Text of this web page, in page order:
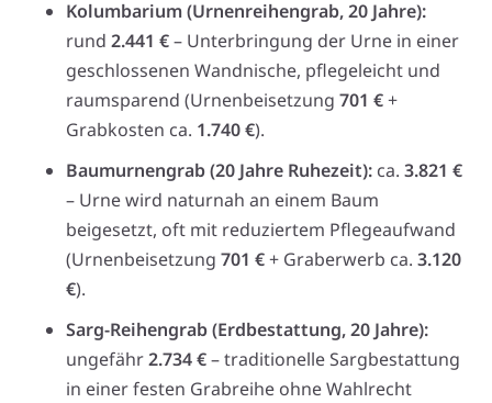
Kolumbarium (Urnenreihengrab, 20 Jahre):
rund 2.441 €– Unterbringung der Urne in einer
geschlossenen Wandnische, pflegeleicht und
raumsparend (Urnenbeisetzung 701 €+
Grabkosten ca. 1.740 €).
Baumurnengrab (20 Jahre Ruhezeit): ca. 3.821 €
– Urne wird naturnah an einem Baum
beigesetzt, oft mit reduziertem Pflegeaufwand
(Urnenbeisetzung 701 €+ Graberwerb ca. 3.120
€).
Sarg-Reihengrab (Erdbestattung, 20 Jahre):
ungefähr2.734 €– traditionelle Sargbestattung
in einer festen Grabreihe ohne Wahlrecht